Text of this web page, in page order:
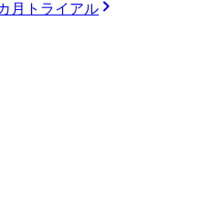
月トライアル